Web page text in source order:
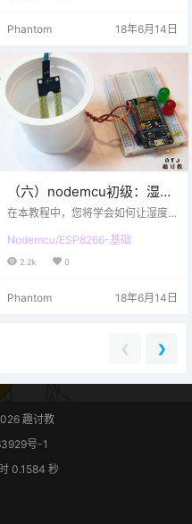
比LCD显示器（需要白色背光源）
硬件材料清单： NodeMCU开发板
0.96“SSD1306 OLED显示屏 面包
板 杜…
Phantom 18年6月14日
（六）nodemcu初级：湿度
传感器的使用
在本教程中，您将学会如何让湿度
解传感器如何根据湿度的大小来进
行工作的，以及学会在串行监视器
程需要用到的东西， 硬件清单： No
绿各一个） 软件环境 Arduino IDE
（安装了esp8266） 步骤2：相关说
Nodemcu/ESP8266-基础
2.2k 0
Phantom 18年6月14日
❮ ❯
趣讨教
号-1
0.1584 秒